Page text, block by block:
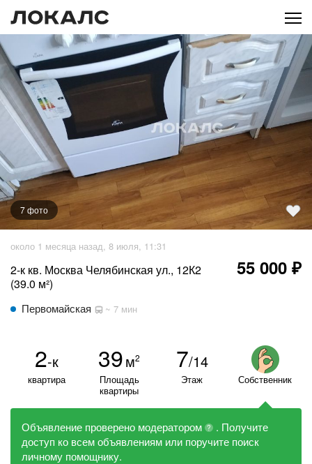
7фото
около 1 месяца назад, 8 июля, 11:31
2-к кв. Москва Челябинская ул., 12К2
(39.0 м²)
55 000 ₽
Первомайская ~ 7 мин
2-к
квартира
39м2
Площадь
квартиры
7/14
Этаж Собственник
Объявление проверено модератором ?
. Получите
доступ ко всем объявлениям или поручите поиск
личному помощнику.